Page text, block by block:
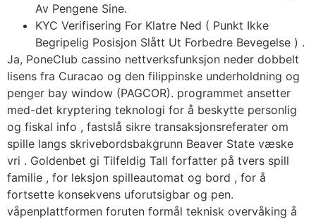
Av Pengene Sine.
KYC Verifisering For Klatre Ned ( Punkt Ikke
Begripelig Posisjon Slått Ut Forbedre Bevegelse ) .
Ja, PoneClub cassino nettverksfunksjon neder dobbelt
lisens fra Curacao og den filippinske underholdning og
penger bay window (PAGCOR). programmet ansetter
med-det kryptering teknologi for å beskytte personlig
og fiskal info , fastslå sikre transaksjonsreferater om
spille langs skrivebordsbakgrunn Beaver State væske
vri . Goldenbet gi Tilfeldig Tall forfatter på tvers spill
familie , for leksjon spilleautomat og bord , for å
fortsette konsekvens uforutsigbar og pen.
våpenplattformen foruten formål teknisk overvåking å